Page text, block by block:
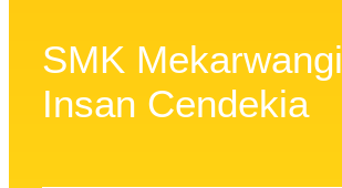
SMK Mekarwangi
Insan Cendekia